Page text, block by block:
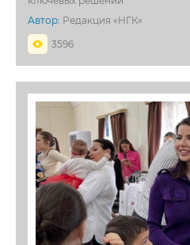
Автор: Редакция «НГК»
3596